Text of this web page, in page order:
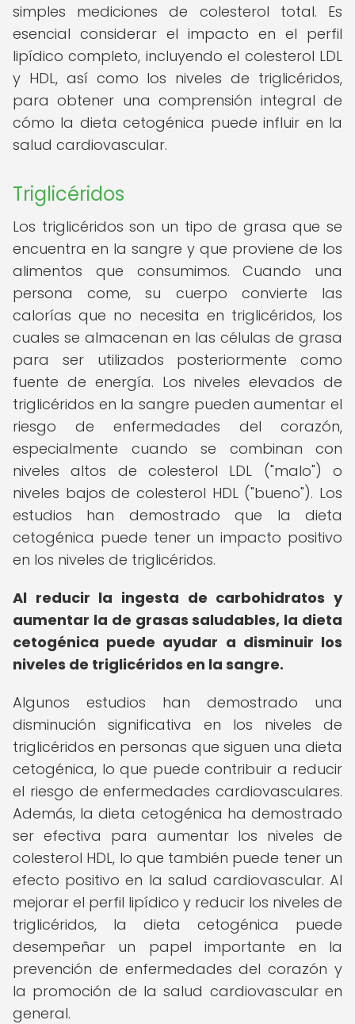
simples mediciones de colesterol total. Es
esencial considerar el impacto en el perfil
lipídico completo, incluyendo el colesterol LDL
y HDL, así como los niveles de triglicéridos,
para obtener una comprensión integral de
cómo la dieta cetogénica puede influir en la
salud cardiovascular.
Triglicéridos
Los triglicéridos son un tipo de grasa que se
encuentra en la sangre y que proviene de los
alimentos que consumimos. Cuando una
persona come, su cuerpo convierte las
calorías que no necesita en triglicéridos, los
cuales se almacenan en las células de grasa
para ser utilizados posteriormente como
fuente de energía. Los niveles elevados de
triglicéridos en la sangre pueden aumentar el
riesgo de enfermedades del corazón,
especialmente cuando se combinan con
niveles altos de colesterol LDL ("malo") o
niveles bajos de colesterol HDL ("bueno"). Los
estudios han demostrado que la dieta
cetogénica puede tener un impacto positivo
en los niveles de triglicéridos.
Al reducir la ingesta de carbohidratos y
aumentar la de grasas saludables, la dieta
cetogénica puede ayudar a disminuir los
niveles de triglicéridos en la sangre.
Algunos estudios han demostrado una
disminución significativa en los niveles de
triglicéridos en personas que siguen una dieta
cetogénica, lo que puede contribuir a reducir
el riesgo de enfermedades cardiovasculares.
Además, la dieta cetogénica ha demostrado
ser efectiva para aumentar los niveles de
colesterol HDL, lo que también puede tener un
efecto positivo en la salud cardiovascular. Al
mejorar el perfil lipídico y reducir los niveles de
triglicéridos, la dieta cetogénica puede
desempeñar un papel importante en la
prevención de enfermedades del corazón y
la promoción de la salud cardiovascular en
general.